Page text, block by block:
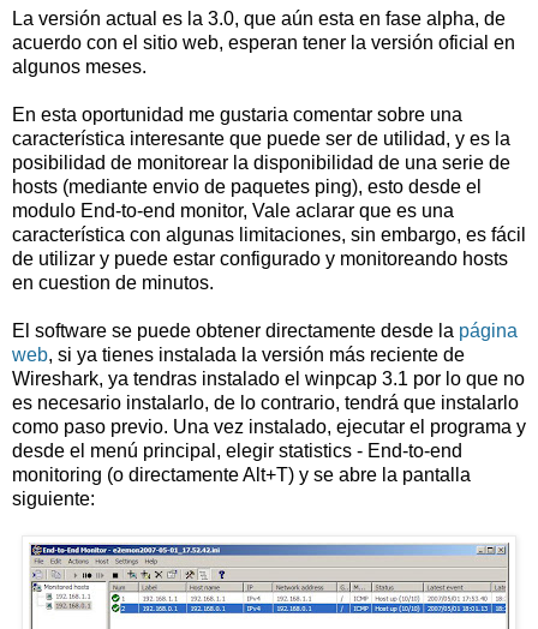
La versión actual es la 3.0, que aún esta en fase alpha, de
acuerdo con el sitio web, esperan tener la versión oficial en
algunos meses.
En esta oportunidad me gustaria comentar sobre una
característica interesante que puede ser de utilidad, y es la
posibilidad de monitorear la disponibilidad de una serie de
hosts (mediante envio de paquetes ping), esto desde el
modulo End-to-end monitor, Vale aclarar que es una
característica con algunas limitaciones, sin embargo, es fácil
de utilizar y puede estar configurado y monitoreando hosts
en cuestion de minutos.
El software se puede obtener directamente desde la página
web, si ya tienes instalada la versión más reciente de
Wireshark, ya tendras instalado el winpcap 3.1 por lo que no
es necesario instalarlo, de lo contrario, tendrá que instalarlo
como paso previo. Una vez instalado, ejecutar el programa y
desde el menú principal, elegir statistics - End-to-end
monitoring (o directamente Alt+T) y se abre la pantalla
siguiente: